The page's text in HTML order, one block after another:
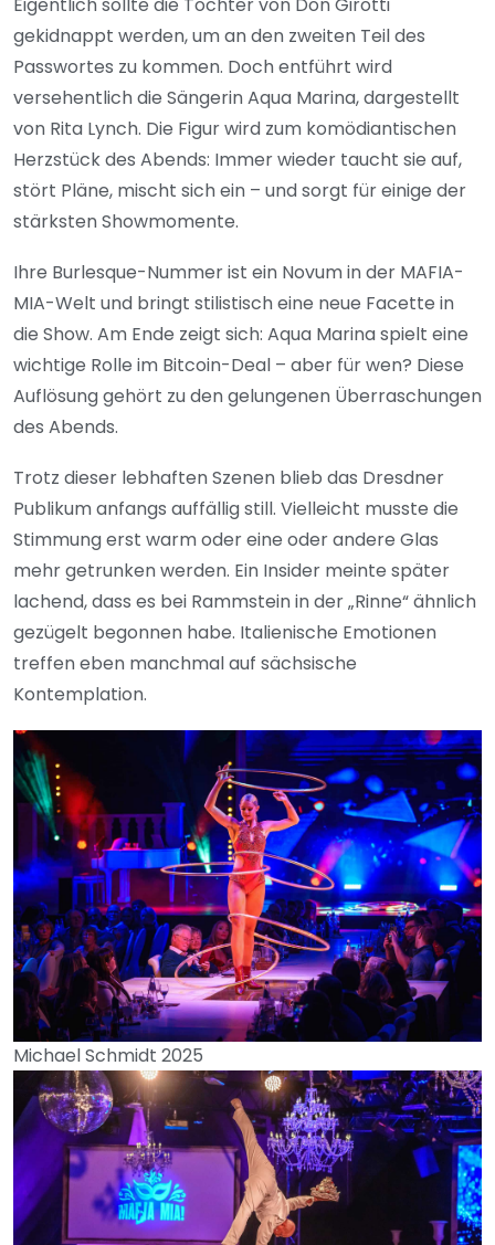
gekidnappt werden, um an den zweiten Teil des
Passwortes zu kommen. Doch entführt wird
versehentlich die Sängerin Aqua Marina, dargestellt
von Rita Lynch. Die Figur wird zum komödiantischen
Herzstück des Abends: Immer wieder taucht sie auf,
stört Pläne, mischt sich ein – und sorgt für einige der
stärksten Showmomente.
Ihre Burlesque-Nummer ist ein Novum in der MAFIA-
MIA-Welt und bringt stilistisch eine neue Facette in
die Show. Am Ende zeigt sich: Aqua Marina spielt eine
wichtige Rolle im Bitcoin-Deal – aber für wen? Diese
Auflösung gehört zu den gelungenen Überraschungen
des Abends.
Trotz dieser lebhaften Szenen blieb das Dresdner
Publikum anfangs auffällig still. Vielleicht musste die
Stimmung erst warm oder eine oder andere Glas
mehr getrunken werden. Ein Insider meinte später
lachend, dass es bei Rammstein in der „Rinne“ ähnlich
gezügelt begonnen habe. Italienische Emotionen
treffen eben manchmal auf sächsische
Kontemplation.
Michael Schmidt 2025